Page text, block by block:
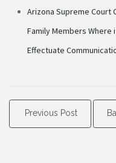
Arizona Supreme Court
Family Members
Effectuate
Previous Post